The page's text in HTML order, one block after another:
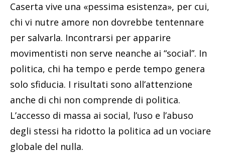
Caserta vive una «pessima esistenza», per cui,
chi vi nutre amore non dovrebbe tentennare
per salvarla. Incontrarsi per apparire
movimentisti non serve neanche ai “social”. In
politica, chi ha tempo e perde tempo genera
solo sfiducia. I risultati sono all’attenzione
anche di chi non comprende di politica.
L’accesso di massa ai social, l’uso e l’abuso
degli stessi ha ridotto la politica ad un vociare
globale del nulla.